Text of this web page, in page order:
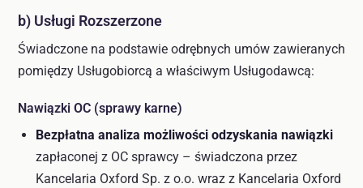
b) Usługi Rozszerzone
Świadczone na podstawie odrębnych umów zawieranych
pomiędzy Usługobiorcą a właściwym Usługodawcą:
Nawiązki OC (sprawy karne)
Bezpłatna analiza możliwości odzyskania nawiązki
zapłaconej z OC sprawcy – świadczona przez
Kancelaria Oxford Sp. z o.o. wraz z Kancelaria Oxford